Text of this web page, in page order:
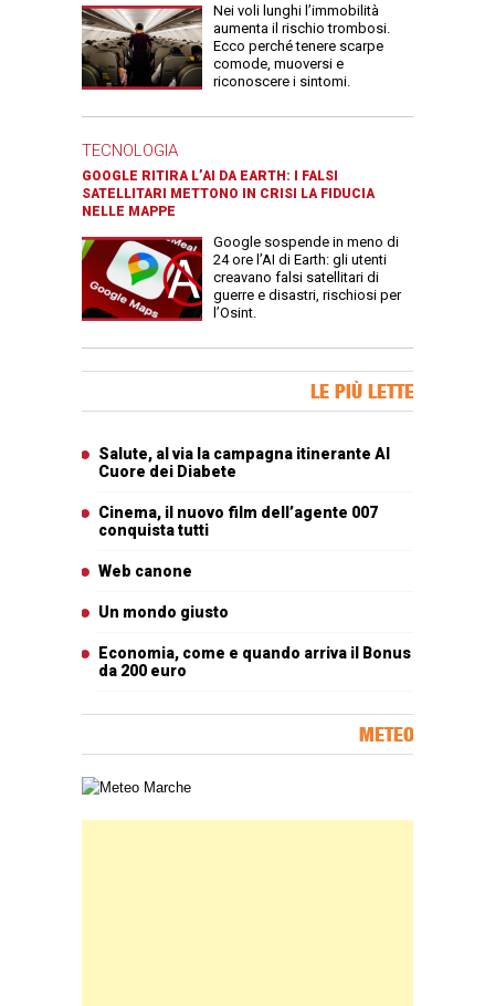
Nei voli lunghi l’immobilità
aumenta il rischio trombosi.
Ecco perché tenere scarpe
comode, muoversi e
riconoscere i sintomi.
TECNOLOGIA
GOOGLE RITIRA L’AI DA EARTH: I FALSI
SATELLITARI METTONO IN CRISI LA FIDUCIA
NELLE MAPPE
Google sospende in meno di
24 ore l’AI di Earth: gli utenti
creavano falsi satellitari di
guerre e disastri, rischiosi per
l’Osint.
LE PIÙ LETTE
Salute, al via la campagna itinerante Al
Cuore dei Diabete
Cinema, il nuovo film dell’agente 007
conquista tutti
Web canone
Un mondo giusto
Economia, come e quando arriva il Bonus
da 200 euro
METEO
Carta meteorologica delle Marche